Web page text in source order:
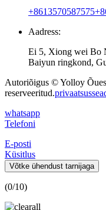
+8613570587575
Aadress:
Ei 5, Xiong wei Bo
Baiyun ringkond,
Autoriõigus © Yolloy
reserveeritud.
whatsapp
Telefoni
E-posti
Küsitlus
Võtke ühendust tarnijaga
(0/10)